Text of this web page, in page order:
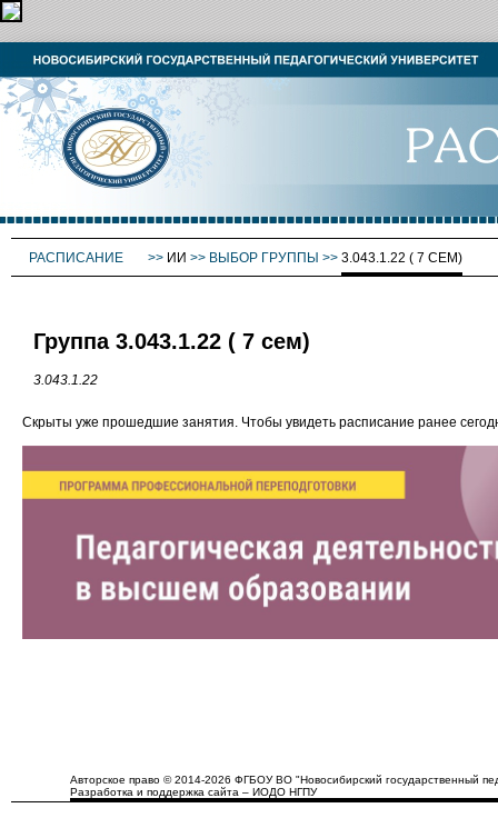
РАСПИСАНИЕ >> ИИ >> ВЫБОР ГРУППЫ >> 3.043.1.22 ( 7 СЕМ)
Группа 3.043.1.22 ( 7 сем)
3.043.1.22
Скрыты уже прошедшие занятия. Чтобы увидеть расписание ранее
Авторское право © 2014-2026 ФГБОУ ВО "Новосибирский государственный
Разработка и поддержка сайта – ИОДО НГПУ